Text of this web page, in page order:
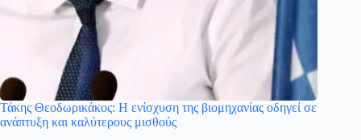
Τάκης Θεοδωρικάκος: Η ενίσχυση της βιομηχανίας οδηγεί σε
ανάπτυξη και καλύτερους μισθούς